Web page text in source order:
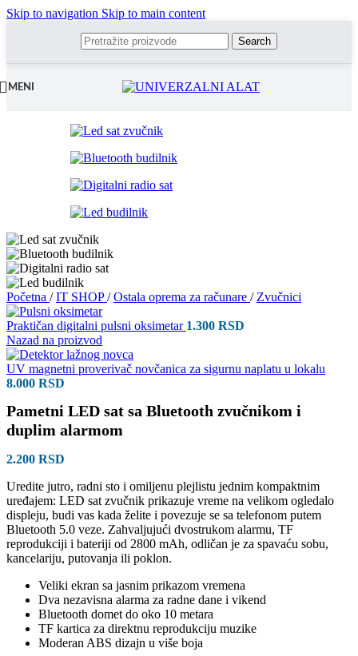
Skip to navigation Skip to main content
Search
MENI
Početna / IT SHOP/ Ostala oprema za računare / Zvučnici
Praktičan digitalni pulsni oksimetar 1.300 RSD
Nazad na proizvod
UV magnetni proverivač novčanica za sigurnu naplatu u lokalu
8.000 RSD
Pametni LED sat sa Bluetooth zvučnikom i
duplim alarmom
2.200 RSD
Uredite jutro, radni sto i omiljenu plejlistu jednim kompaktnim
uređajem: LED sat zvučnik prikazuje vreme na velikom ogledalo
displeju, budi vas kada želite i povezuje se sa telefonom putem
Bluetooth 5.0 veze. Zahvaljujući dvostrukom alarmu, TF
reprodukciji i bateriji od 2800 mAh, odličan je za spavaću sobu,
kancelariju, putovanja ili poklon.
Veliki ekran sa jasnim prikazom vremena
Dva nezavisna alarma za radne dane i vikend
Bluetooth domet do oko 10 metara
TF kartica za direktnu reprodukciju muzike
Moderan ABS dizajn u više boja